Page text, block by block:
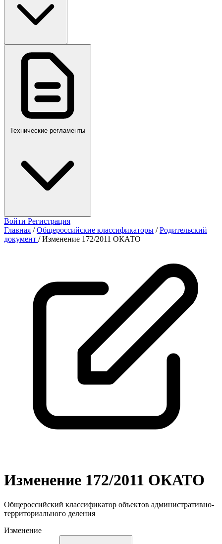
ПР,Р,ПМГ,РМГ
Технические регламенты
Войти Регистрация
Главная / Общероссийские классификаторы / Родительский
документ / Изменение 172/2011 ОКАТО
Изменение 172/2011 ОКАТО
Общероссийский классификатор объектов административно-
территориального деления
Изменение